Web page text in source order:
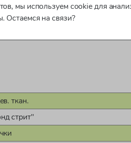
ткан.
стрит"
мы используем cookie для
Остаемся на связи?